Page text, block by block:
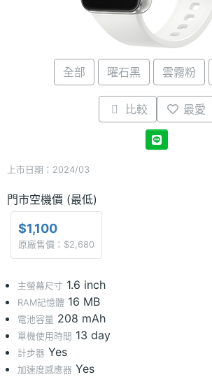
全部 曜石黑 雲霧粉
比較 最愛
上市日期：2024/03
門市空機價 (最低)
$1,100
原廠售價：$2,680
主螢幕尺寸 1.6 inch
RAM記憶體 16 MB
電池容量 208 mAh
單機使用時間 13 day
計步器 Yes
加速度感應器 Yes